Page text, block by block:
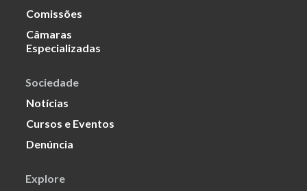
Comissões
Câmaras
Especializadas
Sociedade
Notícias
Cursos e Eventos
Denúncia
Explore